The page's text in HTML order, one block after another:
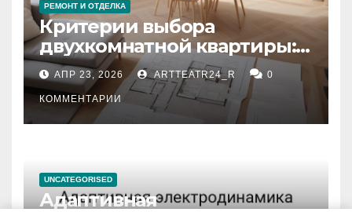
РЕМОНТ И ОТДЕЛКА
Критерии выбора
двухкомнатной квартиры:
планировка, площадь,
состояние и документация
АПР 23, 2026 ARTTEATR24_R 0
КОММЕНТАРИИ
UNCATEGORISED
Адаптивная